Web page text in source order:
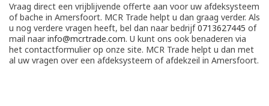
Vraag direct een vrijblijvende offerte aan voor uw afdeksysteem
of bache in Amersfoort. MCR Trade helpt u dan graag verder. Als
u nog verdere vragen heeft, bel dan naar bedrijf0713627445 of
mail naarinfo@mcrtrade.com. U kunt ons ook benaderen via
het contactformulier op onze site. MCR Trade helpt u dan met
al uw vragen over een afdeksysteem of afdekzeil in Amersfoort.